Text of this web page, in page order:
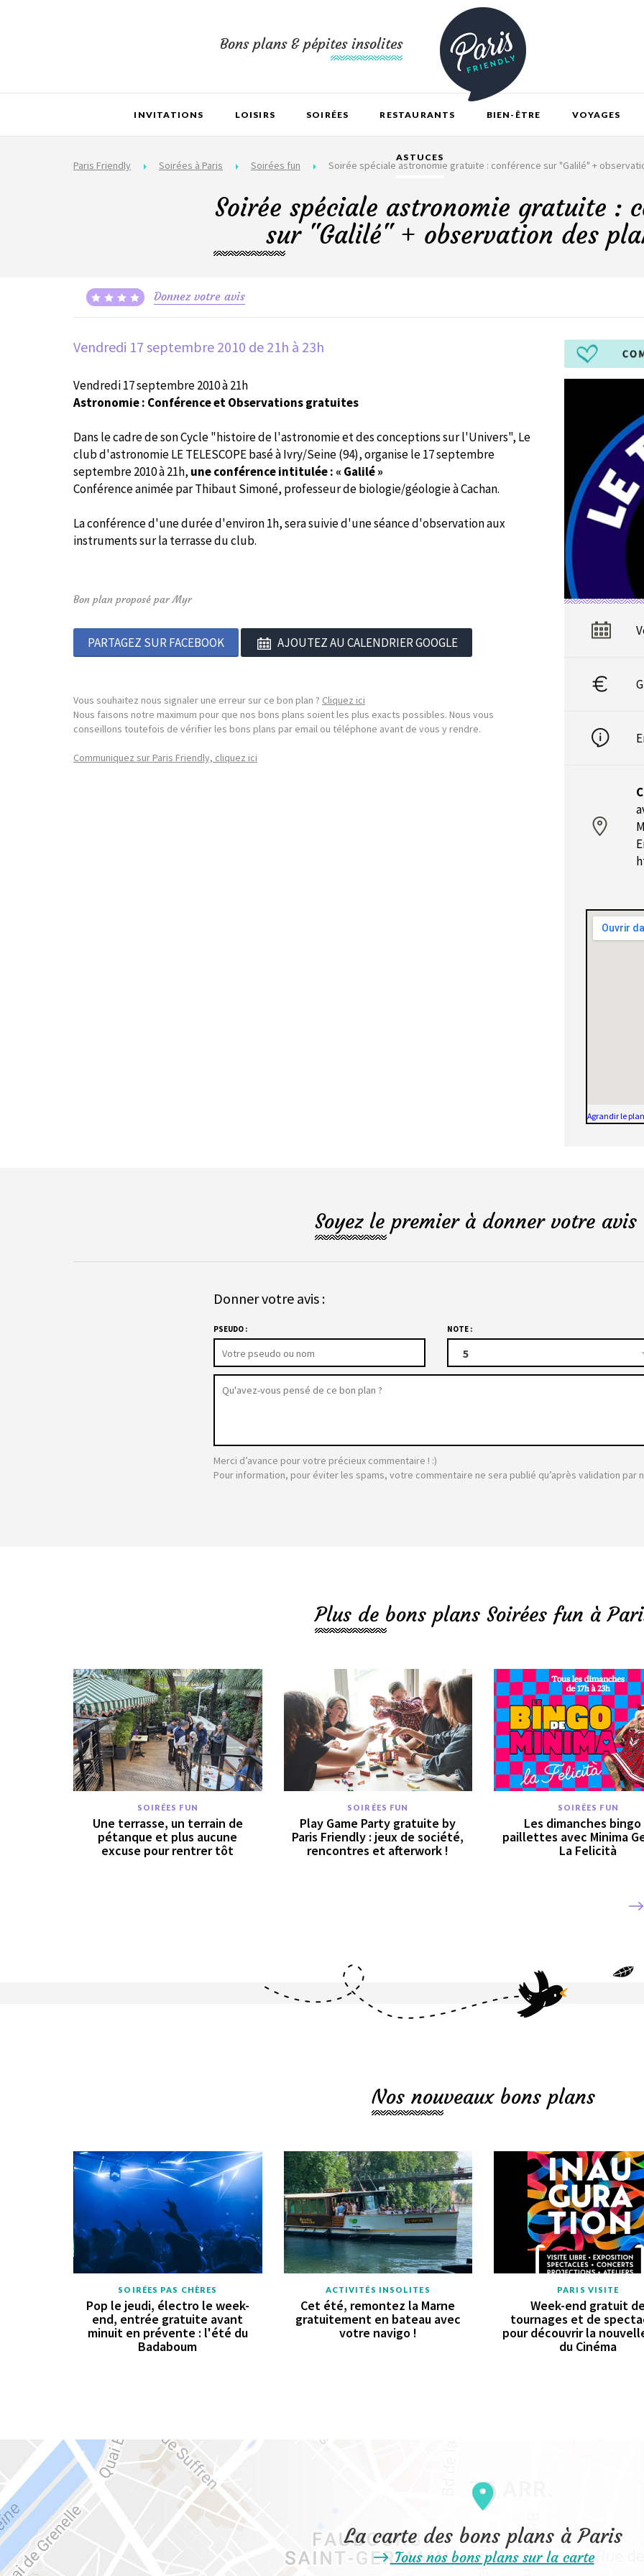
Bons plans & pépites insolites
INVITATIONS LOISIRS SOIRÉES RESTAURANTS BIEN-ÊTRE VOYAGES
ASTUCES
Paris Friendly Soirées à Paris Soirées fun Soirée spéciale astronomie gratuite : conférence sur "Galilé" +
Soirée spéciale astronomie gratuite :
sur "Galilé" + observation des
Donnez votre avis
Vendredi 17 septembre 2010 de 21h à 23h
Vendredi 17 septembre 2010 à 21h
Astronomie : Conférence et Observations gratuites
Dans le cadre de son Cycle "histoire de l'astronomie et des conceptions sur l'Univers", Le
club d'astronomie LE TELESCOPE basé à Ivry/Seine (94), organise le 17 septembre
septembre 2010 à 21h, une conférence intitulée : « Galilé »
Conférence animée par Thibaut Simoné, professeur de biologie/géologie à Cachan.
La conférence d'une durée d'environ 1h, sera suivie d'une séance d'observation aux
instruments sur la terrasse du club.
Bon plan proposé par Myr
PARTAGEZ SUR FACEBOOK AJOUTEZ AU CALENDRIER GOOGLE
Vous souhaitez nous signaler une erreur sur ce bon plan ? Cliquez ici
Nous faisons notre maximum pour que nos bons plans soient les plus exacts possibles. Nous vous
conseillons toutefois de vérifier les bons plans par email ou téléphone avant de vous y rendre.
Communiquez sur Paris Friendly, cliquez ici
Agrandir le plan
Soyez le premier à donner votre
Donner votre avis :
PSEUDO : NOTE :
5
Merci d’avance pour votre précieux commentaire ! :)
Pour information, pour éviter les spams, votre commentaire ne sera publié qu’après validation par
Plus de bons plans Soirées fun à
SOIRÉES FUN
Une terrasse, un terrain de
pétanque et plus aucune
excuse pour rentrer tôt
SOIRÉES FUN
Play Game Party gratuite by
Paris Friendly : jeux de société,
rencontres et afterwork !
SOIRÉES FUN
Les dimanches bingo
paillettes avec Minima
La Felicità
Nos nouveaux bons plans
SOIRÉES PAS CHÈRES
Pop le jeudi, électro le week-
end, entrée gratuite avant
minuit en prévente : l'été du
Badaboum
ACTIVITÉS INSOLITES
Cet été, remontez la Marne
gratuitement en bateau avec
votre navigo !
PARIS VISITE
Week-end gratuit
tournages et de
pour découvrir la
du Cinéma
La carte des bons plans à Paris
Tous nos bons plans sur la carte